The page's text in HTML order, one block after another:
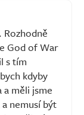
God of War
s tím
kdyby
měli jsme
nemusí být